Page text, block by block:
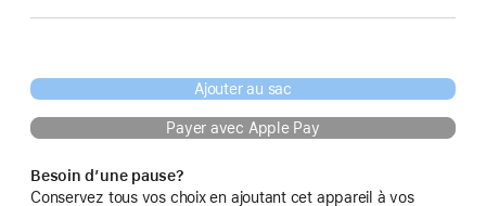
Ajouter au sac
Payer avec Apple Pay
Besoin d’une pause?
Conservez tous vos choix en ajoutant cet appareil à vos